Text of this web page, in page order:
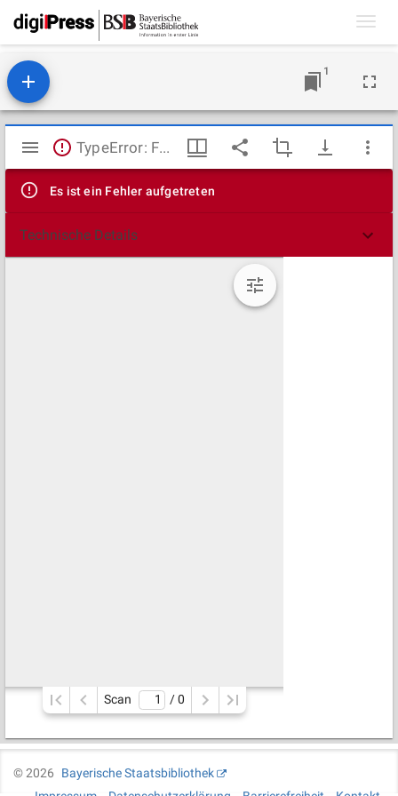
1
Mirador
Viewer
TypeError: Failed to fetch
Es ist ein Fehler aufgetreten
Technische Details
Scan / 0
©2026
Bayerische Staatsbibliothek